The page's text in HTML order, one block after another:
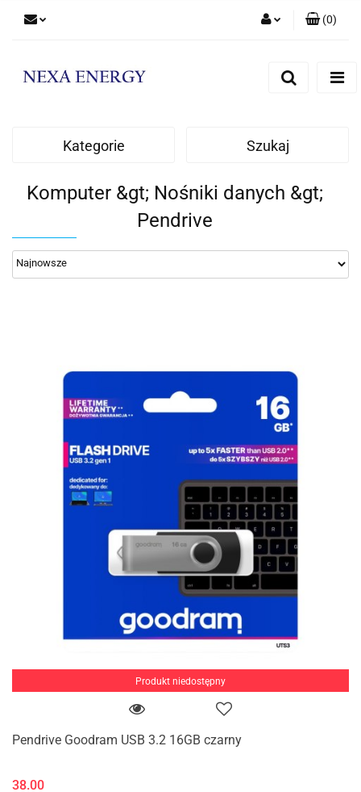
(0)
Kategorie Szukaj
Komputer &gt; Nośniki danych &gt;
Pendrive
Produkt niedostępny
Pendrive Goodram USB 3.2 16GB czarny
38.00